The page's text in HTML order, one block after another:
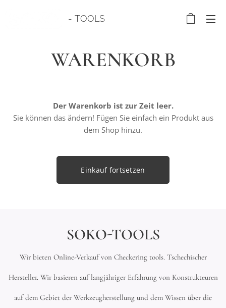
- TOOLS
WARENKORB
Der Warenkorb ist zur Zeit leer.
Sie können das ändern! Fügen Sie einfach ein Produkt aus
dem Shop hinzu.
Einkauf fortsetzen
SOKO-TOOLS
Wir bieten Online-Verkauf von Checkering tools. Tschechischer
Hersteller. Wir basieren auf langjähriger Erfahrung von Konstrukteuren
auf dem Gebiet der Werkzeugherstellung und dem Wissen über die